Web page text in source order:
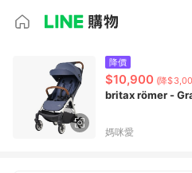
降價
$10,900 (降
britax römer -
媽咪愛